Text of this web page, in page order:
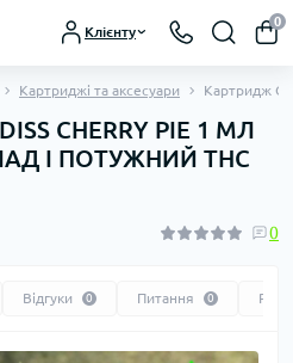
Клієнту
0
Картриджі та аксесуари Картридж
CHERRY PIE 1 МЛ
І ПОТУЖНИЙ THC
0
Відгуки 0 Питання 0